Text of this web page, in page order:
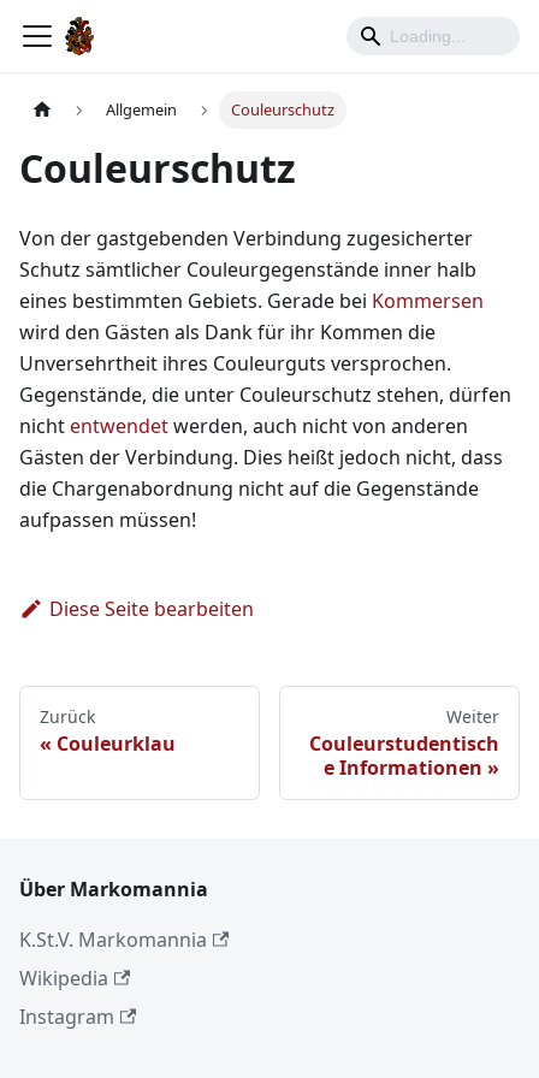
Allgemein Couleurschutz
Couleurschutz
Von der gastgebenden Verbindung zugesicherter
Schutz sämtlicher Couleurgegenstände inner halb
eines bestimmten Gebiets. Gerade bei Kommersen
wird den Gästen als Dank für ihr Kommen die
Unversehrtheit ihres Couleurguts versprochen.
Gegenstände, die unter Couleurschutz stehen, dürfen
nichtentwendetwerden, auch nicht von anderen
Gästen der Verbindung. Dies heißt jedoch nicht, dass
die Chargenabordnung nicht auf die Gegenstände
aufpassen müssen!
Diese Seite bearbeiten
Zurück
Couleurklau
Weiter
Couleurstudentisch
e Informationen
Über Markomannia
K.St.V. Markomannia
Wikipedia
Instagram